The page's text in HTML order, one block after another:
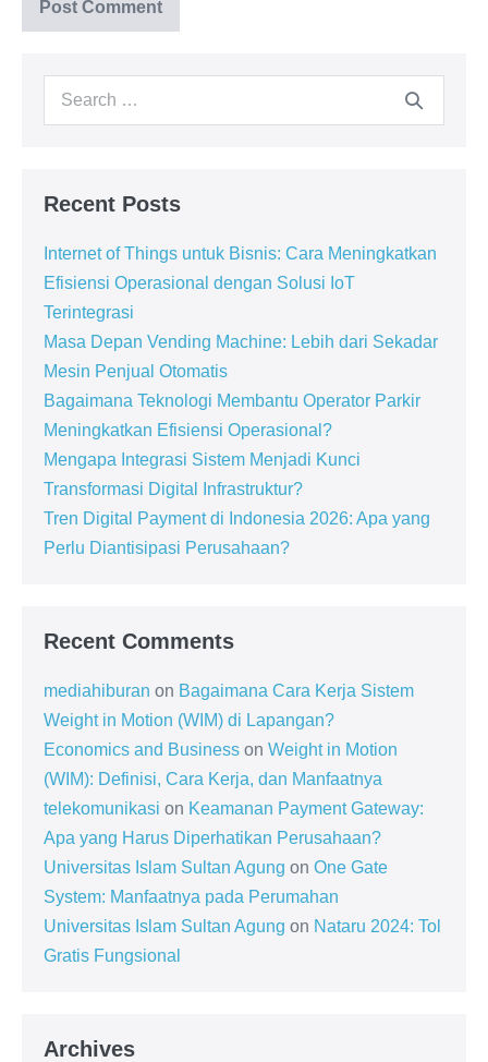
Recent Posts
Internet of Things untuk Bisnis: Cara Meningkatkan
Efisiensi Operasional dengan Solusi IoT
Terintegrasi
Masa Depan Vending Machine: Lebih dari Sekadar
Mesin Penjual Otomatis
Bagaimana Teknologi Membantu Operator Parkir
Meningkatkan Efisiensi Operasional?
Mengapa Integrasi Sistem Menjadi Kunci
Transformasi Digital Infrastruktur?
Tren Digital Payment di Indonesia 2026: Apa yang
Perlu Diantisipasi Perusahaan?
Recent Comments
mediahiburan on Bagaimana Cara Kerja Sistem
Weight in Motion (WIM) di Lapangan?
Economics and Business on Weight in Motion
(WIM): Definisi, Cara Kerja, dan Manfaatnya
telekomunikasi on Keamanan Payment Gateway:
Apa yang Harus Diperhatikan Perusahaan?
Universitas Islam Sultan Agung on One Gate
System: Manfaatnya pada Perumahan
Universitas Islam Sultan Agung on Nataru 2024: Tol
Gratis Fungsional
Archives